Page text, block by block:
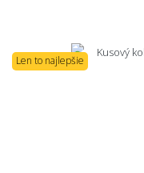
Len to najlepšie